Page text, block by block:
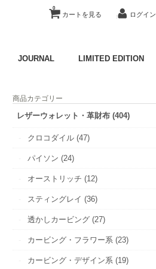
カートを見る
0
ログイン
JOURNAL LIMITED EDITION
商品カテゴリー
レザーウォレット・革財布 (404)
クロコダイル (47)
パイソン (24)
オーストリッチ (12)
スティングレイ (36)
透かしカービング (27)
カービング・フラワー系 (23)
カービング・デザイン系 (19)